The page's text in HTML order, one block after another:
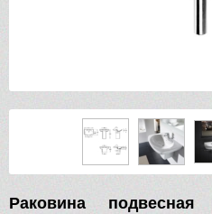
Раковина